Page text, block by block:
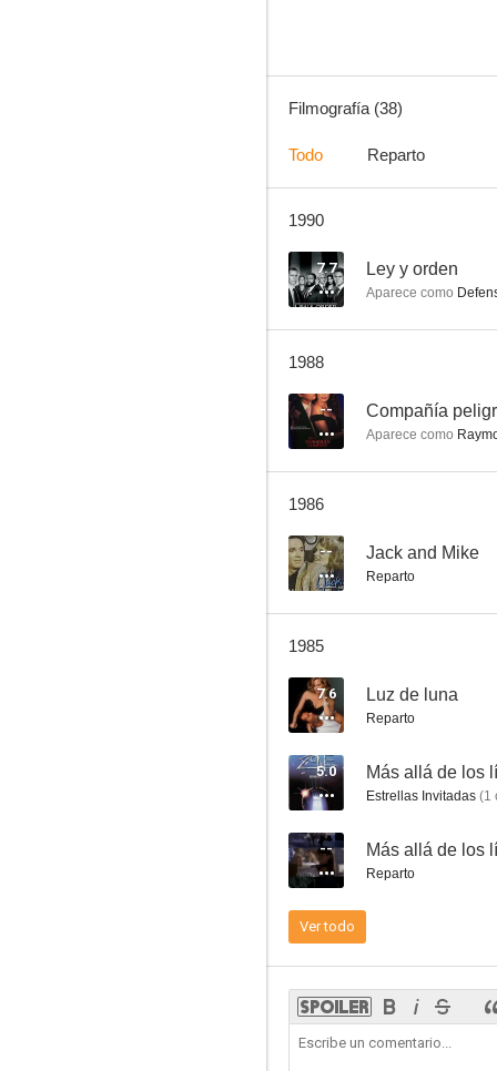
7.0
5.0
--
Filmografía (38)
Todo Reparto
1990
7.7 Ley y orden
Aparece como
1988
-- Compañía
Aparece como
1986
-- Jack and Mike
Reparto
1985
7.6 Luz de luna
Reparto
5.0
Estrellas Invitadas (1
-- Más allá de los
Reparto
Ver todo